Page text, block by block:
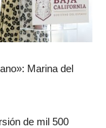
Marina del
de mil 500